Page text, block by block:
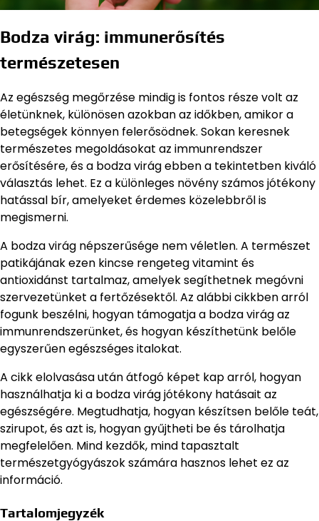
Bodza virág: immunerősítés
természetesen
Az egészség megőrzése mindig is fontos része volt az
életünknek, különösen azokban az időkben, amikor a
betegségek könnyen felerősödnek. Sokan keresnek
természetes megoldásokat az immunrendszer
erősítésére, és a bodza virág ebben a tekintetben kiváló
választás lehet. Ez a különleges növény számos jótékony
hatással bír, amelyeket érdemes közelebbről is
megismerni.
A bodza virág népszerűsége nem véletlen. A természet
patikájának ezen kincse rengeteg vitamint és
antioxidánst tartalmaz, amelyek segíthetnek megóvni
szervezetünket a fertőzésektől. Az alábbi cikkben arról
fogunk beszélni, hogyan támogatja a bodza virág az
immunrendszerünket, és hogyan készíthetünk belőle
egyszerűen egészséges italokat.
A cikk elolvasása után átfogó képet kap arról, hogyan
használhatja ki a bodza virág jótékony hatásait az
egészségére. Megtudhatja, hogyan készítsen belőle teát,
szirupot, és azt is, hogyan gyűjtheti be és tárolhatja
megfelelően. Mind kezdők, mind tapasztalt
természetgyógyászok számára hasznos lehet ez az
információ.
Tartalomjegyzék